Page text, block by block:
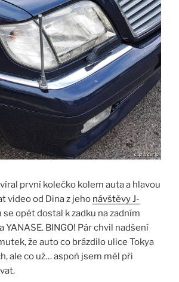
první kolečko kolem auta a hlavou
video od Dina z jeho návštěvy J-
se opět dostal k zadku na zadním
YANASE. BINGO! Pár chvil nadšení
že auto co brázdilo ulice Tokya
ale co už… aspoň jsem měl při